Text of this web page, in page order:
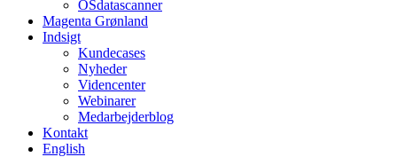
OSdatascanner
Magenta Grønland
Indsigt
Kundecases
Nyheder
Videncenter
Webinarer
Medarbejderblog
Kontakt
English